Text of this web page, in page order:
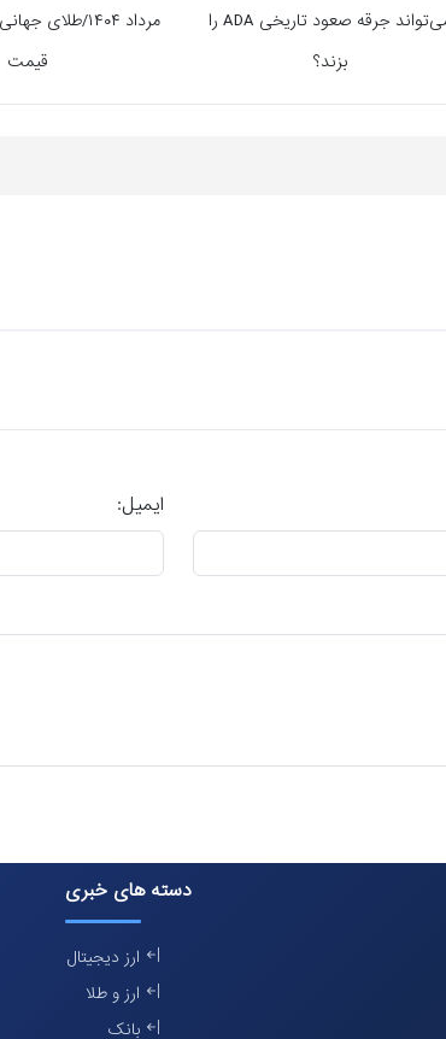
می‌تواند جرقه صعود تاریخی ADA را
بزند؟
مرداد ۱۴۰۴/طلای
قیمت
ایمیل:
دسته های خبری
ارز دیجیتال
ارز و طلا
بانک